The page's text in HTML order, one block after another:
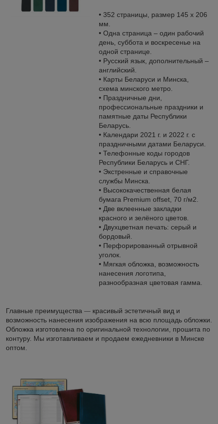
• 352 страницы, размер 145 х 206
мм.
• Одна страница – один рабочий
день, суббота и воскресенье на
одной странице.
• Русский язык, дополнительный –
английский.
• Карты Беларуси и Минска,
схема минского метро.
• Праздничные дни,
профессиональные праздники и
памятные даты Республики
Беларусь.
• Календари 2021 г. и 2022 г. с
праздничными датами Беларуси.
• Телефонные коды городов
Республики Беларусь и СНГ.
• Экстренные и справочные
службы Минска.
• Высококачественная белая
бумага Premium offset, 70 г/м2.
• Две вклеенные закладки
красного и зелёного цветов.
• Двухцветная печать: серый и
бордовый.
• Перфорированный отрывной
уголок.
• Мягкая обложка, возможность
нанесения логотипа,
разнообразная цветовая гамма.
Главные преимущества — красивый эстетичный вид и
возможность нанесения изображения на всю площадь обложки.
Обложка изготовлена по оригинальной технологии, прошита по
контуру. Мы изготавливаем и продаем ежедневники в Минске
оптом.